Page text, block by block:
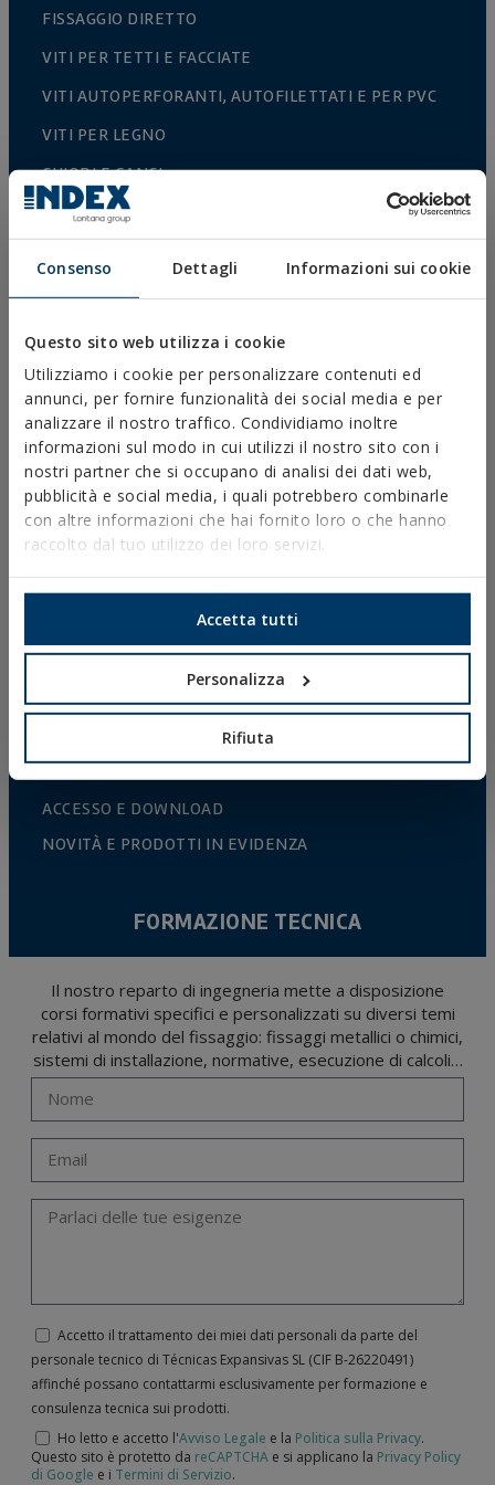
Consenso Dettagli Informazioni sui cookie
Questo sito web utilizza i cookie
Utilizziamo i cookie per personalizzare contenuti ed
annunci, per fornire funzionalità dei social media e per
analizzare il nostro traffico. Condividiamo inoltre
informazioni sul modo in cui utilizzi il nostro sito con i
nostri partner che si occupano di analisi dei dati web,
pubblicità e social media, i quali potrebbero combinarle
con altre informazioni che hai fornito loro o che hanno
raccolto dal tuo utilizzo dei loro servizi.
Accetta tutti
Personalizza
Rifiuta
FISSAGGIO DIRETTO
VITI PER TETTI E FACCIATE
VITI AUTOPERFORANTI, AUTOFILETTATI E PER PVC
VITI PER LEGNO
CHIODI E GANCI
CONNETTORI PER LEGNO
COLLARI METALLICI LEGGERI
SISTEMI DI PROTEZIONE ANTINCENDIO
SUPPORTI PER GRONDAIE
FASCETTE E ACCESSORI IN PLASTICA
PROFILI E SUPPORTI
PANNELLI SOLARI
BARRE FILETTATE E ACCESSORI DI FISSAGGIO
FISSAGGI PER SANITARI E CLIMATIZZAZIONE
SELF-SERVICE
ACCESSO E DOWNLOAD
NOVITÀ E PRODOTTI IN EVIDENZA
FORMAZIONE TECNICA
Il nostro reparto di ingegneria mette a disposizione
corsi formativi specifici e personalizzati su diversi temi
relativi al mondo del fissaggio: fissaggi metallici o chimici,
sistemi di installazione, normative, esecuzione di calcoli…
Accetto il trattamento dei miei dati personali da parte del
personale tecnico di Técnicas Expansivas SL (CIF B-­26220491)
affinché possano contattarmi esclusivamente per formazione e
consulenza tecnica sui prodotti.
Ho letto e accetto l'Avviso Legale e la Politica sulla Privacy.
Questo sito è protetto da reCAPTCHA e si applicano la Privacy Policy
di Google e i Termini di Servizio.